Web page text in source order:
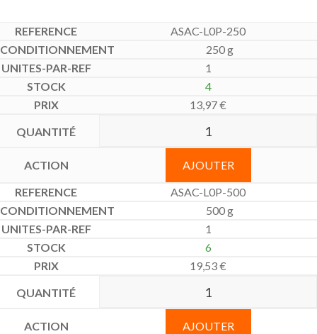
ASAC-L0P-250
250 g
1
4
13,97€
AJOUTER
ASAC-L0P-500
500 g
1
6
19,53€
AJOUTER